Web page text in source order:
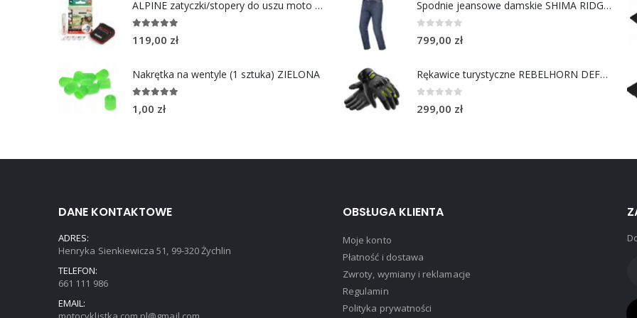
ALPINE zatyczki/stopery do uszu moto MotoSafe Pro
out of 5
119,00 zł
Nakrętka na wentyle (1 sztuka) ZIELONA
out of 5
1,00 zł
Spodnie jeansowe damskie SHIMA RIDGE LADY blue
out of 5
799,00 zł
Rękawice turystyczne REBELHORN DEFENDER black yellow fluo
out of 5
299,00 zł
DANE KONTAKTOWE
ADRES:
Henryka Sienkiewicza 51, 99-320 Żychlin
TELEFON:
661 111 986
EMAIL:
OBSŁUGA KLIENTA
Moje konto
Płatność i dostawa
Zwroty, wymiany i reklamacje
Regulamin
Polityka prywatności